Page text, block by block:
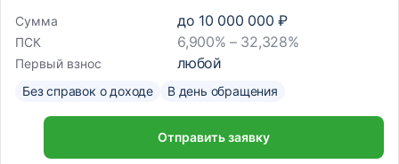
Сумма
до 10 000 000 ₽
ПСК 6,900% – 32,328%
Первый взнос любой
Без справок о доходе В день обращения
Отправить заявку